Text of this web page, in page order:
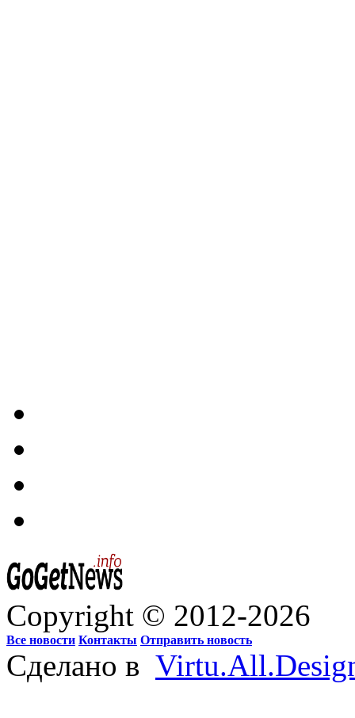
Copyright © 2012-2026
Все новости Контакты Отправить новость
Сделано в